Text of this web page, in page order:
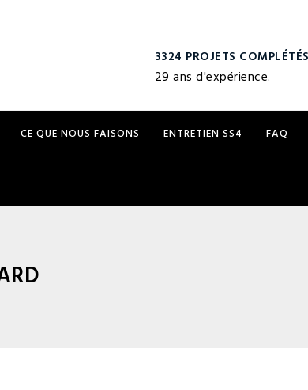
3324 PROJETS
29 ans d'expérience.
CE QUE NOUS FAISONS ENTRETIEN SS4 FAQ